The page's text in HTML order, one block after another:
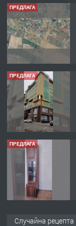
ПРЕДЛАГА
ПРЕДЛАГА
ПРЕДЛАГА
Случайна рецепта